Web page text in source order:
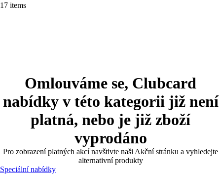
17 items
Omlouváme se, Clubcard
nabídky v této kategorii již není
platná, nebo je již zboží
vyprodáno
Pro zobrazení platných akcí navštivte naši Akční stránku a vyhledejte
alternativní produkty
Speciální nabídky